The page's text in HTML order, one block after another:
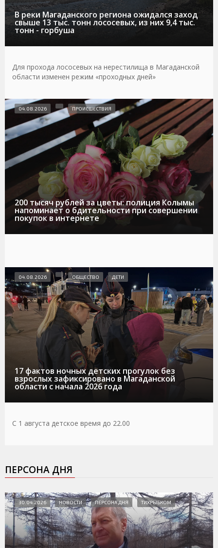
В реки Магаданского региона ожидался заход
свыше 13 тыс. тонн лососевых, из них 9,4 тыс.
тонн - горбуша
Для прохода лососевых на нерестилища в Магаданской
области изменен режим «проходных дней»
200 тысяч рублей за цветы: полиция Колымы
напоминает о бдительности при совершении
покупок в интернете
04.08.2026 ПРОИСШЕСТВИЯ
17 фактов ночных детских прогулок без
взрослых зафиксировано в Магаданской
области с начала 2026 года
04.08.2026 ОБЩЕСТВО ДЕТИ
С 1 августа детское время до 22.00
ПЕРСОНА ДНЯ
30.04.2026 НОВОСТИ ПЕРСОНА ДНЯ ТИХРЫБКОМ